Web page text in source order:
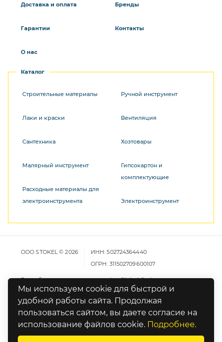
Доставка и оплата
Гарантии
О нас
Бренды
Контакты
Каталог
Строительные материалы
Лаки и краски
Сантехника
Малярный инструмент
Расходные материалы для
электроинструмента
Ручной инструмент
Вентиляция
Хозтовары
Гипсокартон и
комплектующие
Электроинструмент
ООО STOKEL © 2026
ИНН: 502724364440
ОГРН: 311502709600107
Разработка и продвижение сайтаGlobal Code
Карта сайта
Политика конфиденциальности
Оставьте отзыв о работе сайта
Мы используем cookie для быстрой и
удобной работы сайта. Продолжая
пользоваться сайтом, вы даете согласие на
использование файлов cookie. Подробнее.